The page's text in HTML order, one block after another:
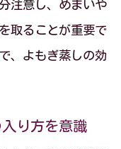
注意し、めまいや
取ることが重要で
、よもぎ蒸しの効
り方を意識